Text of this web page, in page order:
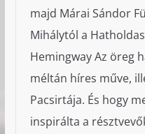
majd Márai Sándor
Mihálytól a
Hemingway Az öreg
méltán híres műve,
Pacsirtája. És hogy
inspirálta a